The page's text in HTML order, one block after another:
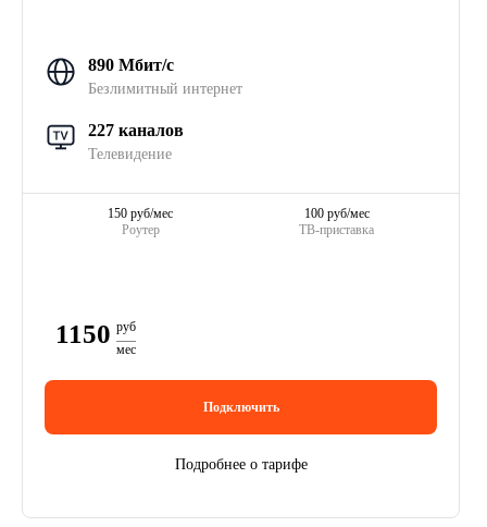
890 Мбит/с
Безлимитный интернет
227 каналов
Телевидение
Роутер
150 руб/мес
ТВ-приставка
100 руб/мес
1150 руб
мес
Подключить
Подробнее о тарифе